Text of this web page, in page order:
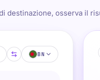
destinazione, osserva il
BN